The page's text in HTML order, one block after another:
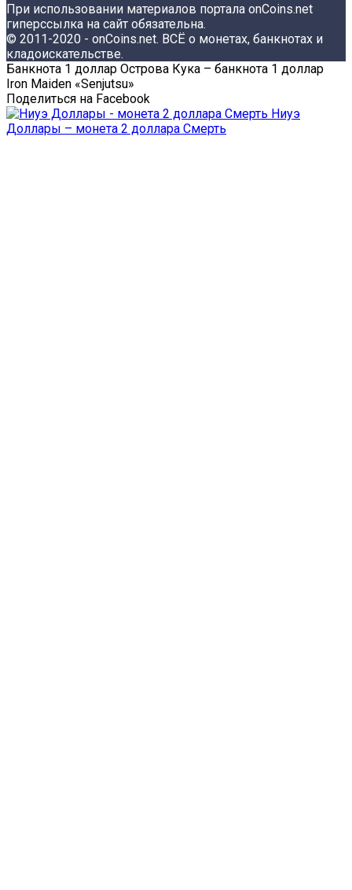
При использовании материалов портала onCoins.net
гиперссылка на сайт обязательна.
© 2011-2020 - onCoins.net. ВСЁ о монетах, банкнотах и
кладоискательстве.
Банкнота 1 доллар Острова Кука – банкнота 1 доллар
Iron Maiden «Senjutsu»
Поделиться на Facebook
Ниуэ
Доллары – монета 2 доллара Смерть